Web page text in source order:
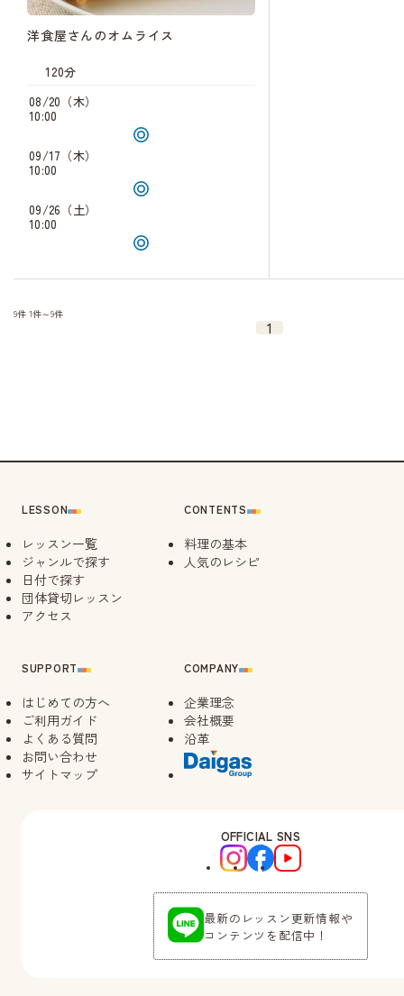
洋食屋さんのオムライス
120分
08/20（木）
10:00
09/17（木）
10:00
09/26（土）
10:00
9件 1件～9件
1
LESSON
レッスン一覧
ジャンルで探す
日付で探す
団体貸切レッスン
アクセス
SUPPORT
はじめての方へ
ご利用ガイド
よくある質問
お問い合わせ
サイトマップ
CONTENTS
料理の基本
人気のレシピ
COMPANY
企業理念
会社概要
沿革
OFFICIAL SNS
最新のレッスン更新情報や
コンテンツを配信中！